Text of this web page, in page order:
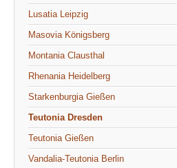
Lusatia Leipzig
Masovia Königsberg
Montania Clausthal
Rhenania Heidelberg
Starkenburgia Gießen
Teutonia Dresden
Teutonia Gießen
Vandalia-Teutonia Berlin